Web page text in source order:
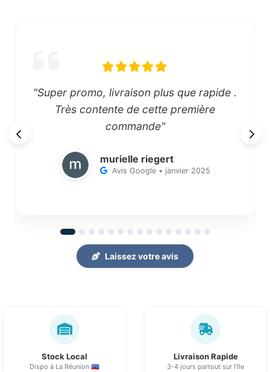
"Super promo, livraison plus que rapide .
Très contente de cette première
commande"
murielle riegert
Avis Google • janvier 2025
Laissez votre avis
Stock Local
Dispo à La Réunion 🇷🇪
Livraison Rapide
3-4 jours partout sur l'île